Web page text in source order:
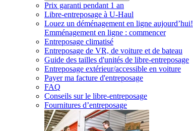
Prix garanti pendant 1 an
Libre-entreposage à U-Haul
Louez un déménagement en ligne aujourd’hui!
Emménagement en ligne : commencer
Entreposage climatisé
Entreposage de VR, de voiture et de bateau
Guide des tailles d'unités de libre-entreposage
Entreposage extérieur/accessible en voiture
Payer ma facture d'entreposage
FAQ
Conseils sur le libre-entreposage
Fournitures d’entreposage